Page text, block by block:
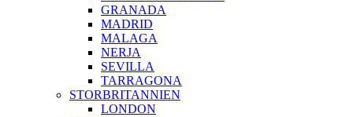
GRANADA
MADRID
MALAGA
NERJA
SEVILLA
TARRAGONA
STORBRITANNIEN
LONDON